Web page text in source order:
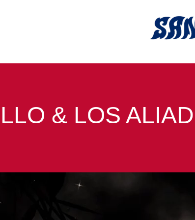
& LOS